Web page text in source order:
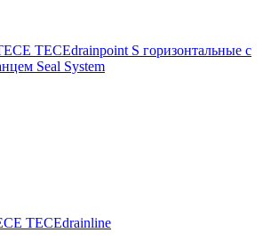
TECEdrainpoint S горизонтальные с
Seal System
TECEdrainline